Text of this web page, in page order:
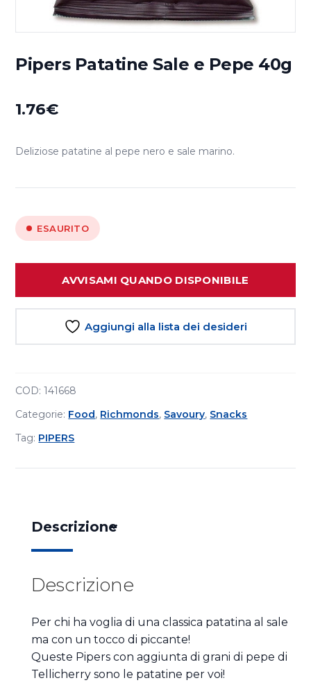
Pipers Patatine Sale e Pepe 40g
1.76€
Deliziose patatine al pepe nero e sale marino.
ESAURITO
AVVISAMI QUANDO DISPONIBILE
Aggiungi alla lista dei desideri
COD:141668
Categorie: Food, Richmonds, Savoury, Snacks
Tag: PIPERS
Descrizione
Descrizione
Per chi ha voglia di una classica patatina al sale
ma con un tocco di piccante!
Queste Pipers con aggiunta di grani di pepe di
Tellicherry sono le patatine per voi!